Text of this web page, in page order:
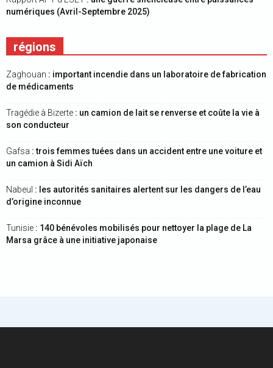
numériques (Avril-Septembre 2025)
régions
Zaghouan : important incendie dans un laboratoire de fabrication
de médicaments
Tragédie à Bizerte : un camion de lait se renverse et coûte la vie à
son conducteur
Gafsa : trois femmes tuées dans un accident entre une voiture et
un camion à Sidi Aïch
Nabeul : les autorités sanitaires alertent sur les dangers de l’eau
d’origine inconnue
Tunisie : 140 bénévoles mobilisés pour nettoyer la plage de La
Marsa grâce à une initiative japonaise